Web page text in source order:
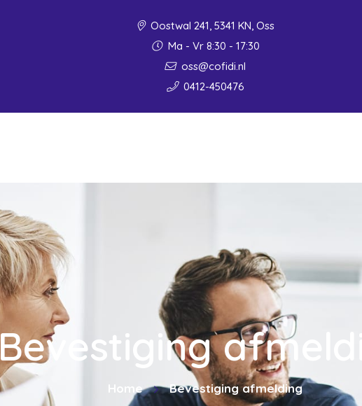
Oostwal 241, 5341 KN, Oss
Ma - Vr 8:30 - 17:30
oss@cofidi.nl
0412-450476
Bevestiging
Home Bevestiging afmelding